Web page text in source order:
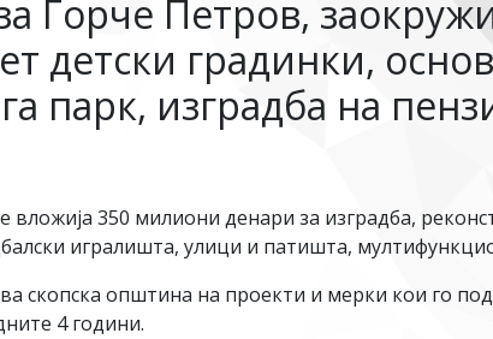
Ѓорче Петров,
детски градинки,
парк, изградба на
350 милиони денари за изградба,
игралишта, улици и патишта,
општина на проекти и мерки кои го
4 години.